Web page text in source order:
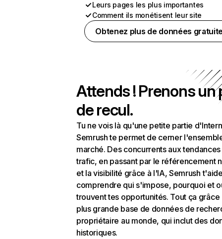
Leurs pages les plus importantes
Comment ils monétisent leur site
Obtenez plus de données
Attends ! Prenons un
de recul.
Tu ne vois là qu'une petite partie
Semrush te permet de cerner
marché. Des concurrents aux
trafic, en passant par le référencement
et la visibilité grâce à l'IA, Semrush
comprendre qui s'impose, pourquoi et
trouvent tes opportunités. Tout ça grâce
plus grande base de données de
propriétaire au monde, qui inclut des
historiques.